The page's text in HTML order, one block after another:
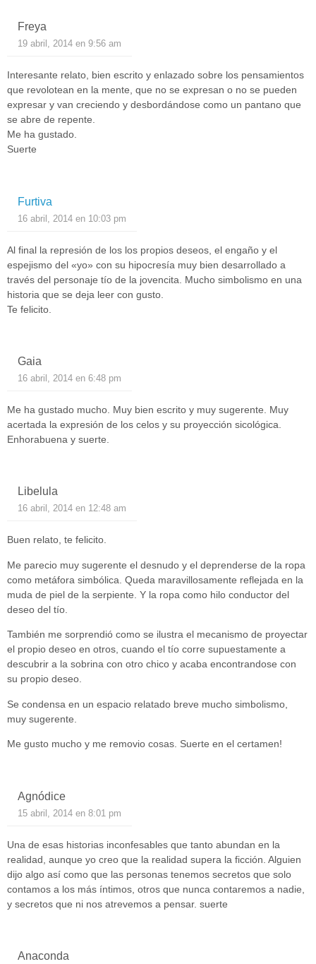
Freya
19 abril, 2014 en 9:56 am
Interesante relato, bien escrito y enlazado sobre los pensamientos
que revolotean en la mente, que no se expresan o no se pueden
expresar y van creciendo y desbordándose como un pantano que
se abre de repente.
Me ha gustado.
Suerte
Furtiva
16 abril, 2014 en 10:03 pm
Al final la represión de los los propios deseos, el engaño y el
espejismo del «yo» con su hipocresía muy bien desarrollado a
través del personaje tío de la jovencita. Mucho simbolismo en una
historia que se deja leer con gusto.
Te felicito.
Gaia
16 abril, 2014 en 6:48 pm
Me ha gustado mucho. Muy bien escrito y muy sugerente. Muy
acertada la expresión de los celos y su proyección sicológica.
Enhorabuena y suerte.
Libelula
16 abril, 2014 en 12:48 am
Buen relato, te felicito.
Me parecio muy sugerente el desnudo y el deprenderse de la ropa
como metáfora simbólica. Queda maravillosamente reflejada en la
muda de piel de la serpiente. Y la ropa como hilo conductor del
deseo del tío.
También me sorprendió como se ilustra el mecanismo de proyectar
el propio deseo en otros, cuando el tío corre supuestamente a
descubrir a la sobrina con otro chico y acaba encontrandose con
su propio deseo.
Se condensa en un espacio relatado breve mucho simbolismo,
muy sugerente.
Me gusto mucho y me removio cosas. Suerte en el certamen!
Agnódice
15 abril, 2014 en 8:01 pm
Una de esas historias inconfesables que tanto abundan en la
realidad, aunque yo creo que la realidad supera la ficción. Alguien
dijo algo así como que las personas tenemos secretos que solo
contamos a los más íntimos, otros que nunca contaremos a nadie,
y secretos que ni nos atrevemos a pensar. suerte
Anaconda